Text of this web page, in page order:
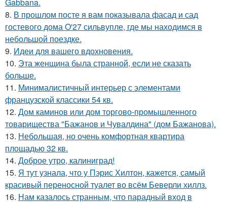
8. В прошлом посте я вам показывала фасад и сад
гостевого дома O'27 сильвупле, где мы находимся в
небольшой поездке.
9. Идеи для вашего вдохновения.
10. Эта женщина была странной, если не сказать
больше.
11. Минималистичный интерьер с элементами
французской классики 54 кв.
12. Дом каминов или дом торгово-промышленного
товарищества "Бажанов и Чувалдина" (дом Бажанова).
13. Небольшая, но очень комфортная квартира
площадью 32 кв.
14. Доброе утро, калиниград!
15. Я тут узнала, что у Пэрис Хилтон, кажется, самый
красивый переносной туалет во всём Беверли хиллз.
16. Нам казалось странным, что парадный вход в